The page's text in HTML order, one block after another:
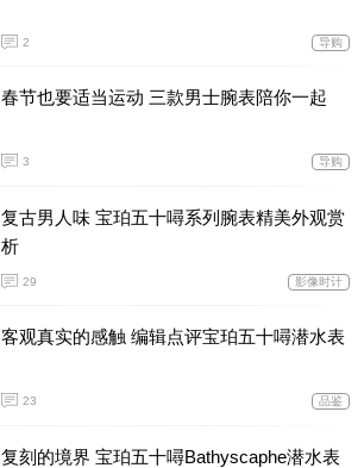
2 导购
春节也要适当运动 三款男士腕表陪你一起
3 导购
复古男人味 宝珀五十噚系列腕表精美外观赏
析
29 影像时计
客观真实的感触 编辑点评宝珀五十噚潜水表
23 品鉴
复刻的境界 宝珀五十噚Bathyscaphe潜水表